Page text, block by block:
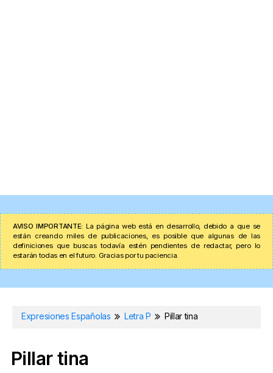
AVISO IMPORTANTE: La página web está en desarrollo, debido a que se
están creando miles de publicaciones, es posible que algunas de las
definiciones que buscas todavía estén pendientes de redactar, pero lo
estarán todas en el futuro. Gracias por tu paciencia.
Expresiones Españolas Letra P Pillar tina
Pillar tina